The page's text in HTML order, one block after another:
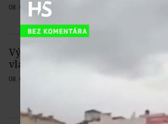
08. 08. 2026 |
Výluky v Čope obmedzia priame
vlakové spojenia do Mukačeva
08. 08. 2026 |